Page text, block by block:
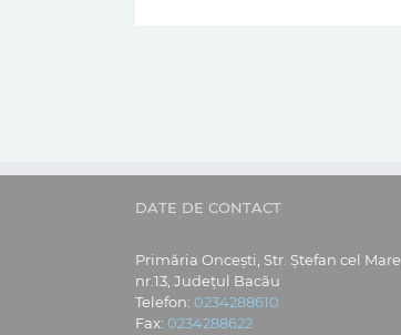
DATE DE CONTACT
Primăria Oncești, Str. Ștefan cel Mare,
nr.13, Județul Bacău
Telefon: 0234288610
Fax: 0234288622